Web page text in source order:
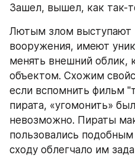
Зашел, вышел, как так-
Лютым злом выступают
вооружения, имеют
менять внешний облик,
объектом. Схожим
если вспомнить фильм
пирата, «угомонить»
невозможно. Пираты
пользовались
сходу облегчало им